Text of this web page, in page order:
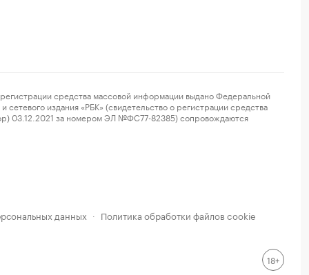
средства массовой информации выдано Федеральной
издания «РБК» (свидетельство о регистрации средства
03.12.2021 за номером ЭЛ №ФС77-82385) сопровождаются
данных · Политика обработки файлов cookie
18+